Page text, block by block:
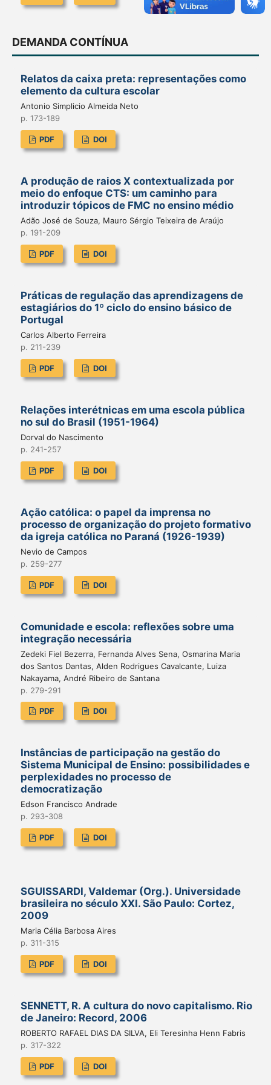
DEMANDA CONTÍNUA
Relatos da caixa preta: representações como
elemento da cultura escolar
Antonio Simplicio Almeida Neto
p. 173-189
PDF DOI
A produção de raios X contextualizada por
meio do enfoque CTS: um caminho para
introduzir tópicos de FMC no ensino médio
Adão José de Souza, Mauro Sérgio Teixeira de Araújo
p. 191-209
PDF DOI
Práticas de regulação das aprendizagens de
estagiários do 1º ciclo do ensino básico de
Portugal
Carlos Alberto Ferreira
p. 211-239
PDF DOI
Relações interétnicas em uma escola pública
no sul do Brasil (1951-1964)
Dorval do Nascimento
p. 241-257
PDF DOI
Ação católica: o papel da imprensa no
processo de organização do projeto formativo
da igreja católica no Paraná (1926-1939)
Nevio de Campos
p. 259-277
PDF DOI
Comunidade e escola: reflexões sobre uma
integração necessária
Zedeki Fiel Bezerra, Fernanda Alves Sena, Osmarina Maria
dos Santos Dantas, Alden Rodrigues Cavalcante, Luiza
Nakayama, André Ribeiro de Santana
p. 279-291
PDF DOI
Instâncias de participação na gestão do
Sistema Municipal de Ensino: possibilidades e
perplexidades no processo de
democratização
Edson Francisco Andrade
p. 293-308
PDF DOI
SGUISSARDI, Valdemar (Org.). Universidade
brasileira no século XXI. São Paulo: Cortez,
2009
Maria Célia Barbosa Aires
p. 311-315
PDF DOI
SENNETT, R. A cultura do novo capitalismo. Rio
de Janeiro: Record, 2006
ROBERTO RAFAEL DIAS DA SILVA, Eli Teresinha Henn Fabris
p. 317-322
PDF DOI